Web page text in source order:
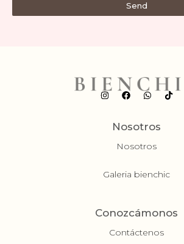
Send
Nosotros
Nosotros
Galeria bienchic
Conozcámonos
Contáctenos